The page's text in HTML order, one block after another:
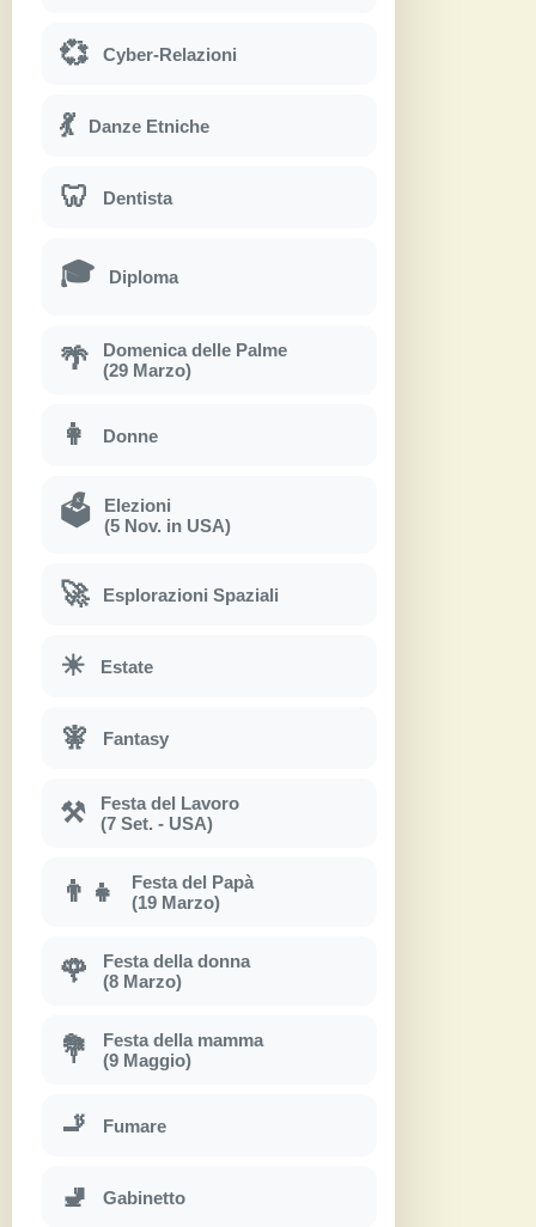
💞 Cyber-Relazioni
💃 Danze Etniche
🦷 Dentista
🎓 Diploma
🌴
Domenica delle Palme
(29 Marzo)
👩 Donne
🗳
Elezioni
(5 Nov. in USA)
🚀 Esplorazioni Spaziali
☀ Estate
🧚 Fantasy
⚒
Festa del Lavoro
(7 Set. - USA)
👨‍👧
Festa del Papà
(19 Marzo)
🌹
Festa della donna
(8 Marzo)
💐
Festa della mamma
(9 Maggio)
🚬 Fumare
🚽 Gabinetto